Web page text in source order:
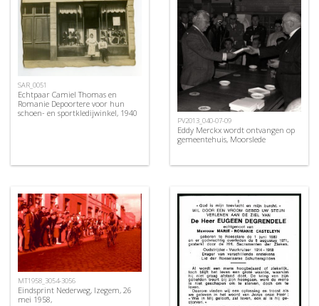
SAR_0051
Echtpaar Camiel Thomas en
Romanie Depoortere voor hun
schoen- en sportkledijwinkel, 1940
PV2013_040-07-09
Eddy Merckx wordt ontvangen op
gemeentehuis, Moorslede
MT1958_3054-3056
Eindsprint Nederweg, Izegem, 26
mei 1958,